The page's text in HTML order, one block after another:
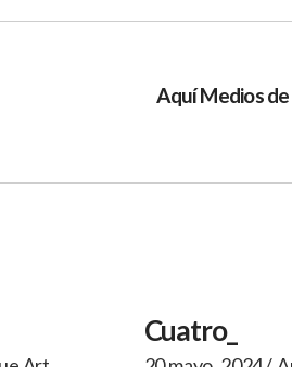
Aquí Medios de
Cuatro_